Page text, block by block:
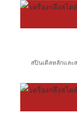
สปินเดิลหลักและ